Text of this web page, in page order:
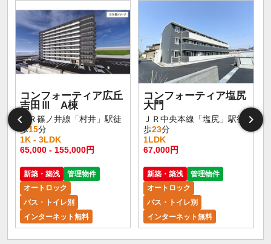
コンフォーティア広丘
吉田Ⅲ A棟
ＪＲ篠ノ井線「村井」駅徒
歩15分
1K - 3LDK
65,000 - 155,000円
新築・築浅
管理物件
オートロック
バス・トイレ別
インターネット無料
コンフォーティア塩尻
大門
ＪＲ中央本線「塩尻」駅徒
歩23分
1LDK
67,000円
新築・築浅
管理物件
オートロック
バス・トイレ別
インターネット無料